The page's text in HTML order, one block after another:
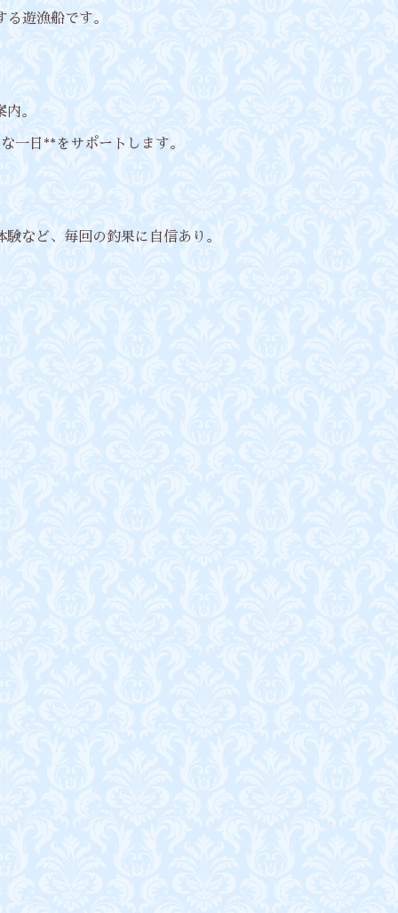
遊漁船です。
。
日**をサポートします。
など、毎回の釣果に自信あり。